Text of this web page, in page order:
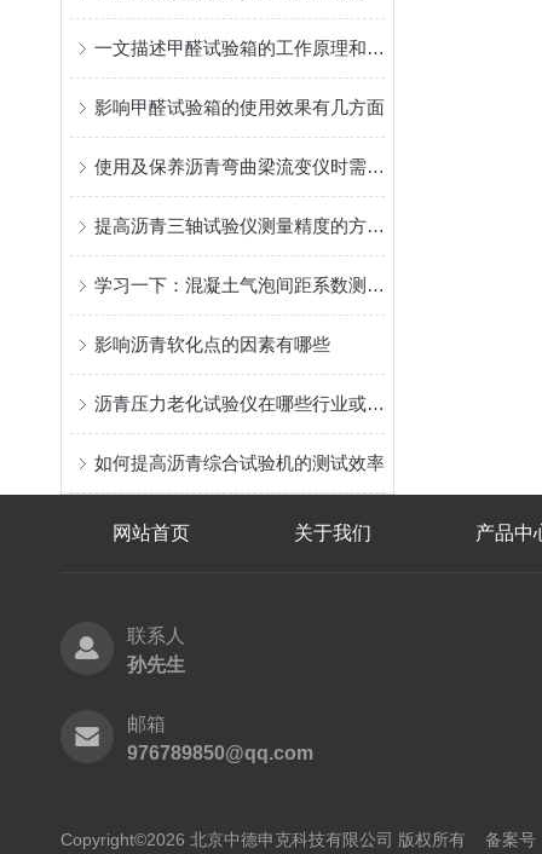
一文描述甲醛试验箱的工作原理和使用细节
影响甲醛试验箱的使用效果有几方面
使用及保养沥青弯曲梁流变仪时需要注意哪些事项？
提高沥青三轴试验仪测量精度的方法探索
学习一下：混凝土气泡间距系数测试仪的用途和特点
影响沥青软化点的因素有哪些
沥青压力老化试验仪在哪些行业或领域有广泛应用？
如何提高沥青综合试验机的测试效率
网站首页 关于我们 产品中
联系人
孙先生
邮箱
976789850@qq.com
Copyright©2026 北京中德申克科技有限公司 版权所有 备案号